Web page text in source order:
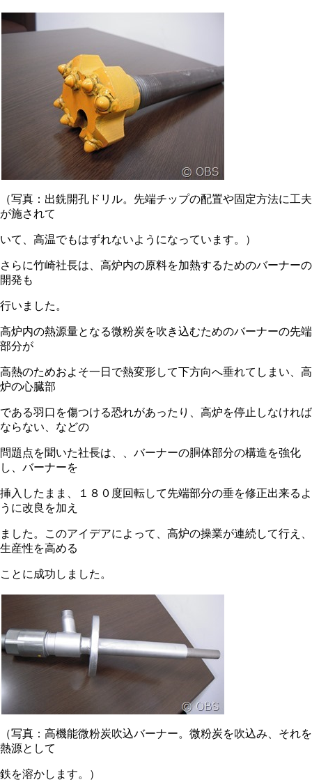
（写真：出銑開孔ドリル。先端チップの配置や固定方法に工夫
が施されて
いて、高温でもはずれないようになっています。）
さらに竹崎社長は、高炉内の原料を加熱するためのバーナーの
開発も
行いました。
高炉内の熱源量となる微粉炭を吹き込むためのバーナーの先端
部分が
高熱のためおよそ一日で熱変形して下方向へ垂れてしまい、高
炉の心臓部
である羽口を傷つける恐れがあったり、高炉を停止しなければ
ならない、などの
問題点を聞いた社長は、、バーナーの胴体部分の構造を強化
し、バーナーを
挿入したまま、１８０度回転して先端部分の垂を修正出来るよ
うに改良を加え
ました。このアイデアによって、高炉の操業が連続して行え、
生産性を高める
ことに成功しました。
（写真：高機能微粉炭吹込バーナー。微粉炭を吹込み、それを
熱源として
鉄を溶かします。）